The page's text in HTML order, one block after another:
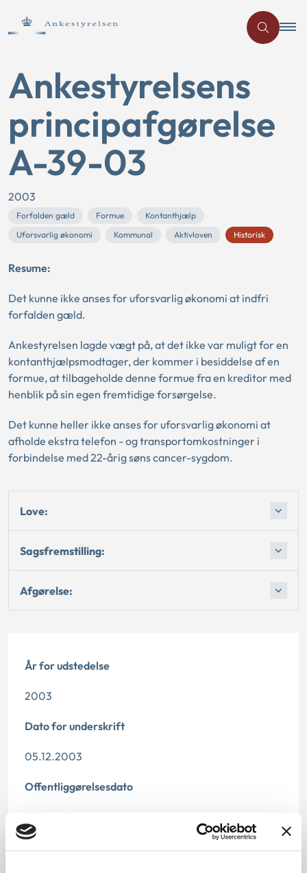
Ankestyrelsens
principafgørelse
A-39-03
2003
Forfalden gæld Formue
Kontanthjælp
Uforsvarlig økonomi
Kommunal Aktivloven Historisk
Resume:
Det kunne ikke anses for uforsvarlig økonomi at indfri
forfalden gæld.
Ankestyrelsen lagde vægt på, at det ikke var muligt for en
kontanthjælpsmodtager, der kommer i besiddelse af en
formue, at tilbageholde denne formue fra en kreditor med
henblik på sin egen fremtidige forsørgelse.
Det kunne heller ikke anses for uforsvarlig økonomi at
afholde ekstra telefon - og transportomkostninger i
forbindelse med 22-årig søns cancer-sygdom.
Love:
Sagsfremstilling:
Afgørelse:
År for udstedelse
2003
Dato for underskrift
05.12.2003
Offentliggørelsesdato
Denne principafgørelse er kasseret den 29. april